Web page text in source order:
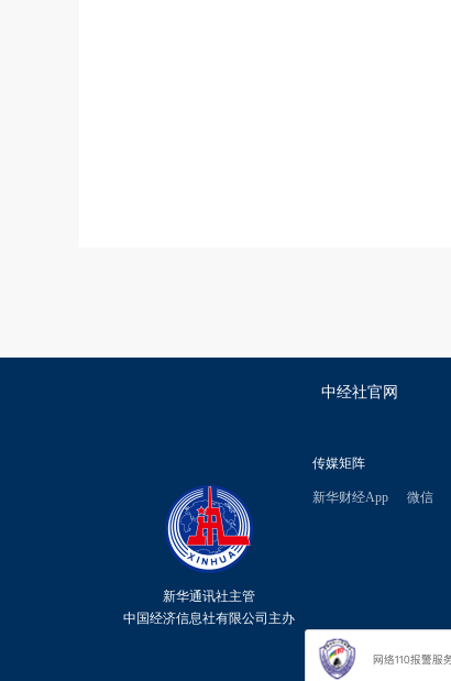
中经社官网
新华通讯社主管
中国经济信息社有限公司主办
传媒矩阵
新华财经App 微信